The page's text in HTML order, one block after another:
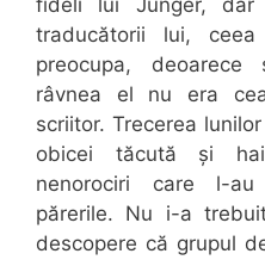
fideli lui Jünger,
traducătorii lui,
preocupa,
râvnea el nu era
scriitor. Trecerea
obicei tăcută și
nenorociri care l-
părerile. Nu i-a
descopere că grupul